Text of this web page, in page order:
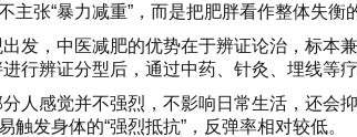
主张“暴力减重”，而是把肥胖看作整体失衡
发，中医减肥的优势在于辨证论治，标本
行辨证分型后，通过中药、针灸、埋线等
人感觉并不强烈，不影响日常生活，还会
发身体的“强烈抵抗”，反弹率相对较低。